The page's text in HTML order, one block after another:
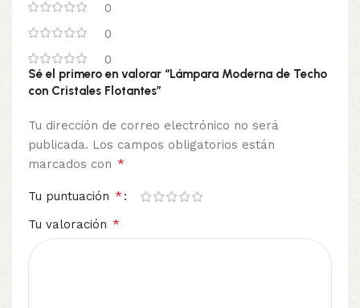
0
0
0
Sé el primero en valorar “Lámpara Moderna de Techo
con Cristales Flotantes”
Tu dirección de correo electrónico no será
publicada. Los campos obligatorios están
marcados con *
Tu puntuación *
Tu valoración *